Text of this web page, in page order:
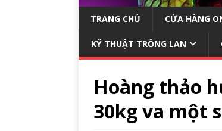
TRANG CHỦ CỬA HÀNG
KỸ THUẬT TRỒNG LAN
Hoàng thảo
30kg va một